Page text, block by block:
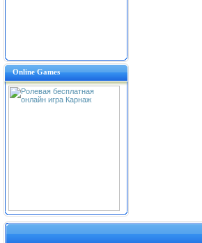
Online Games